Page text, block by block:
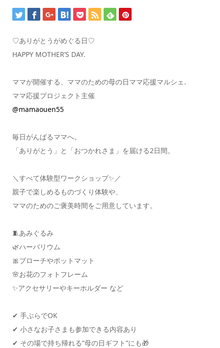
♡ありがとうがめぐる日♡
HAPPY MOTHER’S DAY.
ママが開催する、ママのための母の日ママ応援マルシェ.
ママ応援プロジェクト主催
@mamaouen55
毎日がんばるママへ。
「ありがとう」と「おつかれさま」を届ける2日間。
＼すべて体験型ワークショップ✨／
親子で楽しめるものづくり体験や、
ママのためのご褒美時間をご用意しています。
🧵あみぐるみ
🌿ハーバリウム
🎀ブローチやポットマット
🌸お花のフォトフレーム
✨アクセサリーやキーホルダー など
✔ 手ぶらでOK
✔ 小さなお子さまも参加できる内容あり
✔ その場で持ち帰れる“母の日ギフト”にも🎁